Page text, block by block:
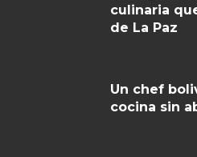
culinaria
de La Paz
Un chef
cocina sin